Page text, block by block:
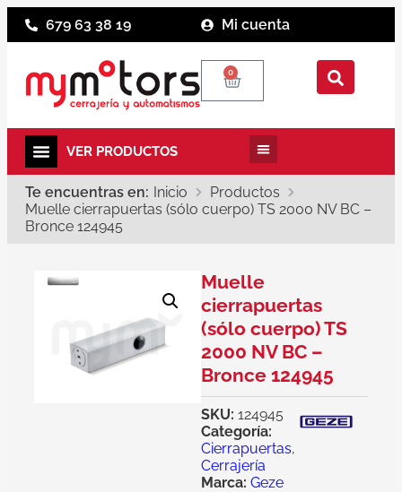
679 63 38 19 Mi cuenta
0
Te encuentras en: Inicio
Productos
Muelle cierrapuertas (sólo cuerpo) TS 2000 NV BC –
Bronce 124945
Muelle
cierrapuertas
(sólo cuerpo) TS
2000 NV BC –
Bronce 124945
SKU: 124945
Categoría:
Cierrapuertas,
Cerrajería
Marca: Geze